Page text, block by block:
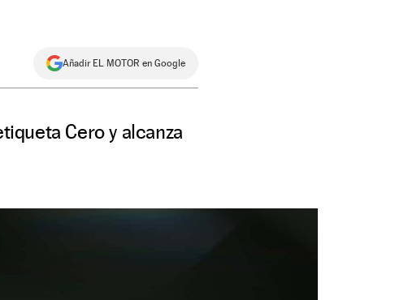
Añadir EL MOTOR en Google
Cero y alcanza